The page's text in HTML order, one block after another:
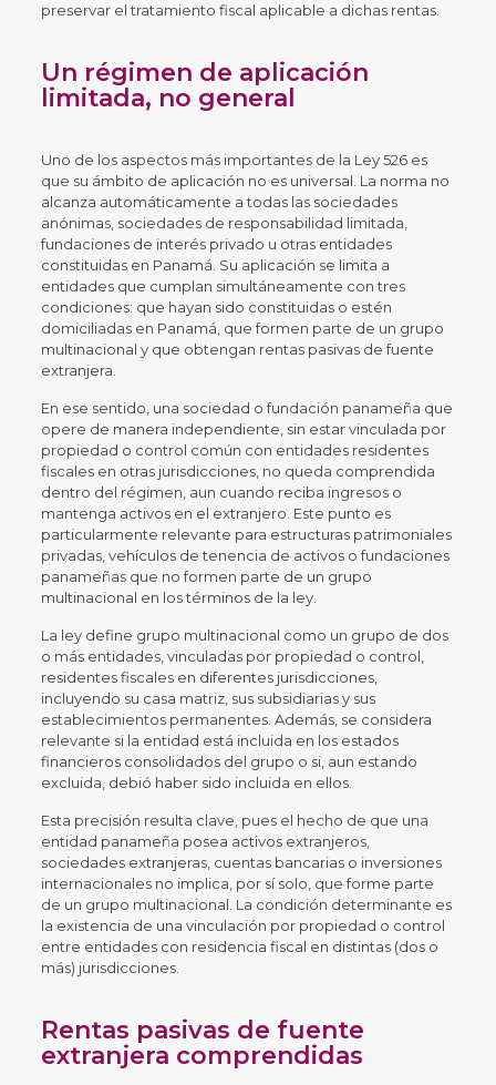
preservar el tratamiento fiscal aplicable a dichas rentas.
Un régimen de aplicación
limitada, no general
Uno de los aspectos más importantes de la Ley 526 es
que su ámbito de aplicación no es universal. La norma no
alcanza automáticamente a todas las sociedades
anónimas, sociedades de responsabilidad limitada,
fundaciones de interés privado u otras entidades
constituidas en Panamá. Su aplicación se limita a
entidades que cumplan simultáneamente con tres
condiciones: que hayan sido constituidas o estén
domiciliadas en Panamá, que formen parte de un grupo
multinacional y que obtengan rentas pasivas de fuente
extranjera.
En ese sentido, una sociedad o fundación panameña que
opere de manera independiente, sin estar vinculada por
propiedad o control común con entidades residentes
fiscales en otras jurisdicciones, no queda comprendida
dentro del régimen, aun cuando reciba ingresos o
mantenga activos en el extranjero. Este punto es
particularmente relevante para estructuras patrimoniales
privadas, vehículos de tenencia de activos o fundaciones
panameñas que no formen parte de un grupo
multinacional en los términos de la ley.
La ley define grupo multinacional como un grupo de dos
o más entidades, vinculadas por propiedad o control,
residentes fiscales en diferentes jurisdicciones,
incluyendo su casa matriz, sus subsidiarias y sus
establecimientos permanentes. Además, se considera
relevante si la entidad está incluida en los estados
financieros consolidados del grupo o si, aun estando
excluida, debió haber sido incluida en ellos.
Esta precisión resulta clave, pues el hecho de que una
entidad panameña posea activos extranjeros,
sociedades extranjeras, cuentas bancarias o inversiones
internacionales no implica, por sí solo, que forme parte
de un grupo multinacional. La condición determinante es
la existencia de una vinculación por propiedad o control
entre entidades con residencia fiscal en distintas (dos o
más) jurisdicciones.
Rentas pasivas de fuente
extranjera comprendidas